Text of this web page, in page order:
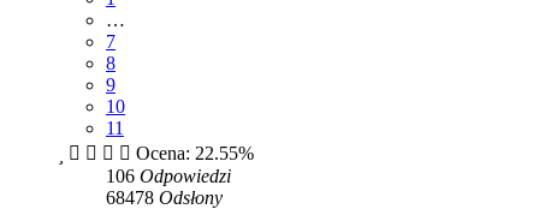
…
7
8
9
10
11
Ocena: 22.55%
106 Odpowiedzi
68478 Odsłony